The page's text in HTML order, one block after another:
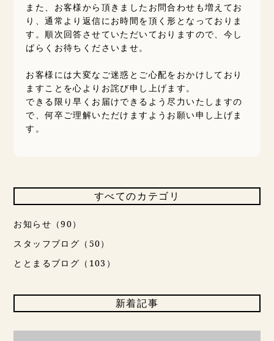
また、お客様から頂きましたお問合わせも増えてお
り、通常より返信にお時間を頂く形となっておりま
す。 順次回答させていただいておりますので、今し
ばらくお待ちくださいませ。
お客様には大変なご迷惑とご心配をおかけしており
ますことを心よりお詫び申し上げます。
できる限り早くお届けできるよう尽力いたしますの
で、何卒ご理解いただけますようお願い申し上げま
す。
すべてのカテゴリ
お知らせ（90）
スタッフブログ（50）
ととまるブログ（103）
新着記事